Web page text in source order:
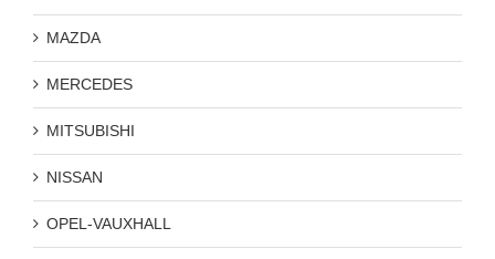
MAZDA
MERCEDES
MITSUBISHI
NISSAN
OPEL-VAUXHALL